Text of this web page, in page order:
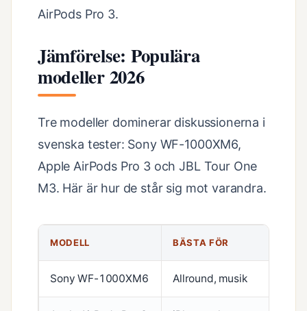
AirPods Pro 3.
Jämförelse: Populära
modeller 2026
Tre modeller dominerar diskussionerna i
svenska tester: Sony WF-1000XM6,
Apple AirPods Pro 3 och JBL Tour One
M3. Här är hur de står sig mot varandra.
MODELL BÄSTA FÖR
Sony WF-1000XM6 Allround, musik